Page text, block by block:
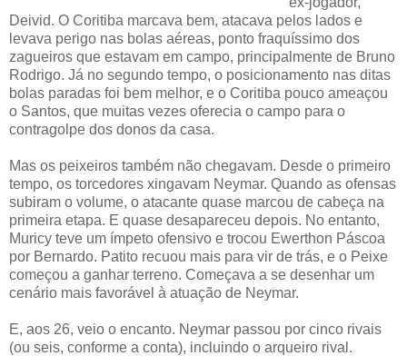
Deivid. O Coritiba marcava bem, atacava pelos lados e
levava perigo nas bolas aéreas, ponto fraquíssimo dos
zagueiros que estavam em campo, principalmente de Bruno
Rodrigo. Já no segundo tempo, o posicionamento nas ditas
bolas paradas foi bem melhor, e o Coritiba pouco ameaçou
o Santos, que muitas vezes oferecia o campo para o
contragolpe dos donos da casa.
Mas os peixeiros também não chegavam. Desde o primeiro
tempo, os torcedores xingavam Neymar. Quando as ofensas
subiram o volume, o atacante quase marcou de cabeça na
primeira etapa. E quase desapareceu depois. No entanto,
Muricy teve um ímpeto ofensivo e trocou Ewerthon Páscoa
por Bernardo. Patito recuou mais para vir de trás, e o Peixe
começou a ganhar terreno. Começava a se desenhar um
cenário mais favorável à atuação de Neymar.
E, aos 26, veio o encanto. Neymar passou por cinco rivais
(ou seis, conforme a conta), incluindo o arqueiro rival.